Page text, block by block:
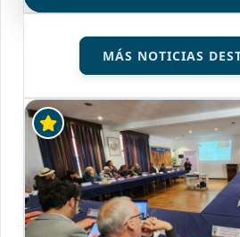
MÁS NOTICIAS